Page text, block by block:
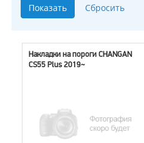
Накладки на пороги CHANGAN
CS55 Plus 2019~